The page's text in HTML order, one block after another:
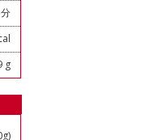
g